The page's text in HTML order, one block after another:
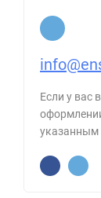
Если у вас
указанным